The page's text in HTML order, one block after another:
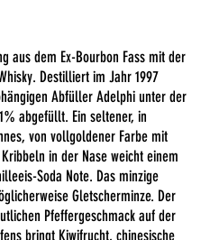
aus dem Ex-Bourbon Fass mit der
Destilliert im Jahr 1997
Abfüller Adelphi unter der
abgefüllt. Ein seltener, in
von vollgoldener Farbe mit
in der Nase weicht einem
Soda Note. Das minzige
Gletscherminze. Der
Pfeffergeschmack auf der
bringt Kiwifrucht, chinesische